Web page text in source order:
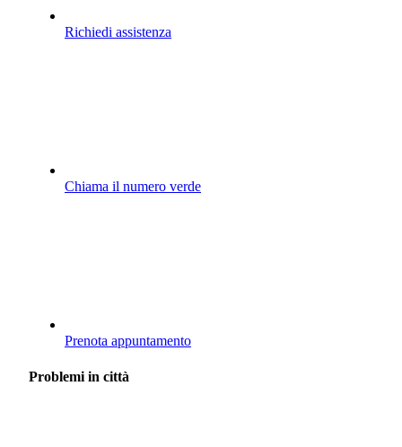
Richiedi assistenza
Chiama il numero verde
Prenota appuntamento
Problemi in città